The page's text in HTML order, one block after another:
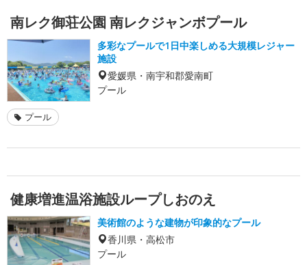
南レク御荘公園 南レクジャンボプール
多彩なプールで1日中楽しめる大規模レジャー
施設
愛媛県・南宇和郡愛南町
プール
プール
健康増進温浴施設ループしおのえ
美術館のような建物が印象的なプール
香川県・高松市
プール